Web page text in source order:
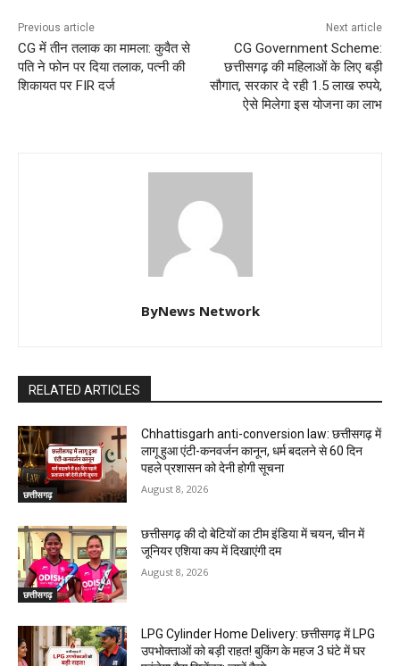
Previous article
CG में तीन तलाक का मामला: कुवैत से
पति ने फोन पर दिया तलाक, पत्नी की
शिकायत पर FIR दर्ज
Next article
CG Government Scheme:
छत्तीसगढ़ की महिलाओं के लिए बड़ी
सौगात, सरकार दे रही 1.5 लाख रुपये,
ऐसे मिलेगा इस योजना का लाभ
ByNews Network
RELATED ARTICLES
छत्तीसगढ़
Chhattisgarh anti-conversion law: छत्तीसगढ़ में
लागू हुआ एंटी-कनवर्जन कानून, धर्म बदलने से 60 दिन
पहले प्रशासन को देनी होगी सूचना
August 8, 2026
छत्तीसगढ़
छत्तीसगढ़ की दो बेटियों का टीम इंडिया में चयन, चीन में
जूनियर एशिया कप में दिखाएंगी दम
August 8, 2026
LPG Cylinder Home Delivery: छत्तीसगढ़ में LPG
उपभोक्ताओं को बड़ी राहत! बुकिंग के महज 3 घंटे में घर